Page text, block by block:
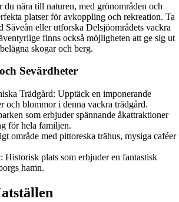
nära till naturen, med grönområden och
platser för avkoppling och rekreation. Ta
Säveån eller utforska Delsjöområdets vackra
finns också möjligheten att ge sig ut
skogar och berg.
Sevärdheter
Trädgård: Upptäck en imponerande
och blommor i denna vackra trädgård.
som erbjuder spännande åkattraktioner
för hela familjen.
område med pittoreska trähus, mysiga caféer
Historisk plats som erbjuder en fantastisk
hamn.